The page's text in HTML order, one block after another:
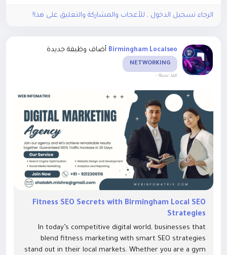
الرجاء تسجيل الدخول , للأعجاب والمشاركة والتعليق على هذا!
Birmingham Localseo أضاف وظيفة جديدة
NETWORKING
منذ سنة -
Fitness SEO Secrets with Birmingham Local SEO
Strategies
In today’s competitive digital world, businesses that
blend fitness marketing with smart SEO strategies
stand out in their local markets. Whether you are a gym